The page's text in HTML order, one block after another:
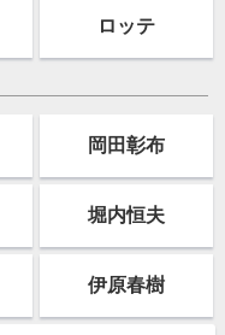
ロッテ
岡田彰布
堀内恒夫
伊原春樹